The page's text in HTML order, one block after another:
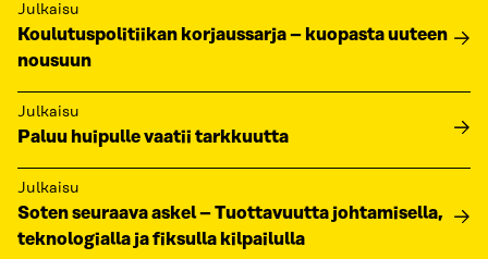
Julkaisu
Koulutuspolitiikan korjaussarja – kuopasta uuteen
nousuun
Julkaisu
Paluu huipulle vaatii tarkkuutta
Julkaisu
Soten seuraava askel – Tuottavuutta johtamisella,
teknologialla ja fiksulla kilpailulla